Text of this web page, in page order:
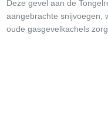
Deze gevel aan de
aangebrachte snijvoegen,
oude gasgevelkachels